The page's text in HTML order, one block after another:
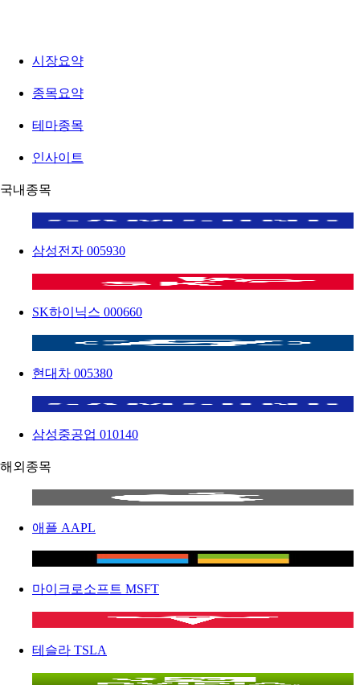
시장요약
종목요약
테마종목
인사이트
국내종목
삼성전자 005930
SK하이닉스 000660
현대차 005380
삼성중공업 010140
해외종목
애플 AAPL
마이크로소프트 MSFT
테슬라 TSLA